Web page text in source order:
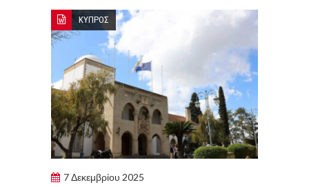
ΚΥΠΡΟΣ
7 Δεκεμβρίου 2025